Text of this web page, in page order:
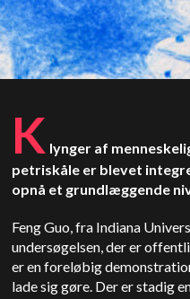
K lynger af
petriskåle er blevet
opnå et grundlæggende
Feng Guo, fra Indiana
undersøgelsen, der er
er en foreløbig
lade sig gøre. Der er stadig